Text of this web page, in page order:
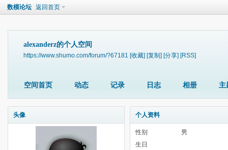
数模论坛 返回首页
alexanderz的个人空间
https://www.shumo.com/forum/?67181 [收藏] [复制] [分享] [RSS]
空间首页 动态 记录 日志 相册 主
头像 个人资料
性别
男
生日